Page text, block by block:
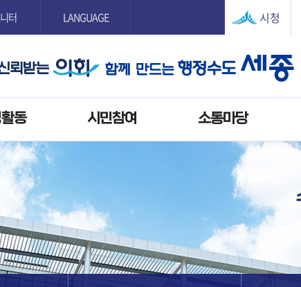
터 LANGUAGE 시청
동 시민참여 소통마당